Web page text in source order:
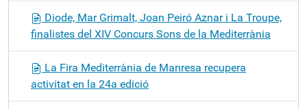
Diode, Mar Grimalt, Joan Peiró Aznar i La Troupe,
finalistes del XIV Concurs Sons de la Mediterrània
La Fira Mediterrània de Manresa recupera
activitat en la 24a edició